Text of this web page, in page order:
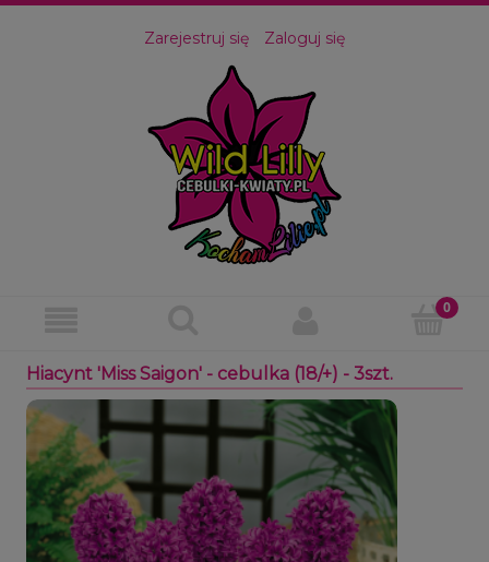
Zarejestruj się Zaloguj się
Hiacynt 'Miss Saigon' - cebulka (18/+) - 3szt.